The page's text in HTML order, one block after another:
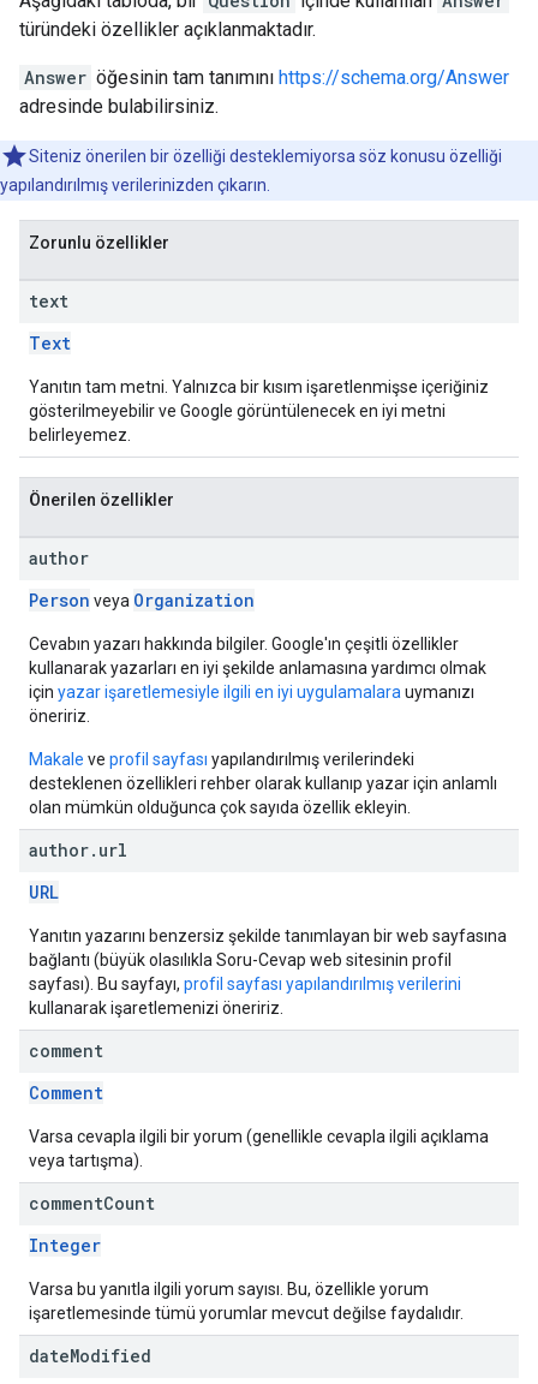
türündeki özellikler açıklanmaktadır.
Answer öğesinin tam tanımını https://schema.org/Answer
adresinde bulabilirsiniz.
Siteniz önerilen bir özelliği desteklemiyorsa söz konusu özelliği
yapılandırılmış verilerinizden çıkarın.
Zorunlu özellikler
text
Text
Yanıtın tam metni. Yalnızca bir kısım işaretlenmişse içeriğiniz
gösterilmeyebilir ve Google görüntülenecek en iyi metni
belirleyemez.
Önerilen özellikler
author
Person veya Organization
Cevabın yazarı hakkında bilgiler. Google'ın çeşitli özellikler
kullanarak yazarları en iyi şekilde anlamasına yardımcı olmak
için yazar işaretlemesiyle ilgili en iyi uygulamalara uymanızı
öneririz.
Makale ve profil sayfası yapılandırılmış verilerindeki
desteklenen özellikleri rehber olarak kullanıp yazar için anlamlı
olan mümkün olduğunca çok sayıda özellik ekleyin.
author. url
URL
Yanıtın yazarını benzersiz şekilde tanımlayan bir web sayfasına
bağlantı (büyük olasılıkla Soru-Cevap web sitesinin profil
sayfası). Bu sayfayı, profil sayfası yapılandırılmış verilerini
kullanarak işaretlemenizi öneririz.
comment
Comment
Varsa cevapla ilgili bir yorum (genellikle cevapla ilgili açıklama
veya tartışma).
commentCount
Integer
Varsa bu yanıtla ilgili yorum sayısı. Bu, özellikle yorum
işaretlemesinde tümü yorumlar mevcut değilse faydalıdır.
dateModified